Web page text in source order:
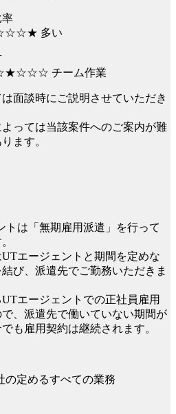
率
多い
チーム作業
面談時にご説明させていただき
っては当該案件へのご案内が難
ます。
トは「無期雇用派遣」を行って
エージェントと期間を定めな
び、派遣先でご勤務いただきま
エージェントでの正社員雇用
、派遣先で働いていない期間が
も雇用契約は継続されます。
の定めるすべての業務